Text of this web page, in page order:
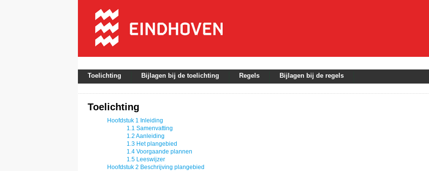
Bedrijventerrein De Hurk-Croy 2017
Toelichting
Toelichting Bijlagen bij de toelichting Regels Bijlagen bij de regels
Toelichting
Hoofdstuk 1 Inleiding
1.1 Samenvatting
1.2 Aanleiding
1.3 Het plangebied
1.4 Voorgaande plannen
1.5 Leeswijzer
Hoofdstuk 2 Beschrijving plangebied